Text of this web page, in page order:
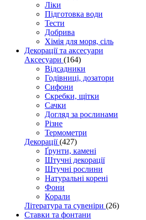
Ліки
Підготовка води
Тести
Добрива
Хімія для моря, сіль
Декорації та аксесуари
Аксесуари (164)
Відсадники
Годівниці, дозатори
Сифони
Скребки, щітки
Сачки
Догляд за рослинами
Різне
Термометри
Декорації(427)
Ґрунти, камені
Штучні декорації
Штучні рослини
Натуральні корені
Фони
Корали
Література та сувеніри (26)
Ставки та фонтани